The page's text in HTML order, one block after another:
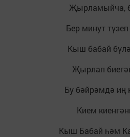
Җырламыйча,
Бер минут
Кыш бабай
Җырлап
Бу бәйрәмдә
Кием
Кыш Бабай һәм